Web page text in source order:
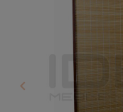
Poprzedni
keyboard_arrow_left